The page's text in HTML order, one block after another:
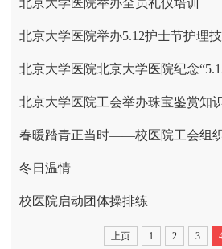
北京大学医院举办全员礼仪培训
北京大学医院举办5.12护士节护理
北京大学医院工会举办珠宝鉴赏知
春暖踏青正当时——校医院工会组
冬日温情
校医院启动团体操排练
上页 1 2 3